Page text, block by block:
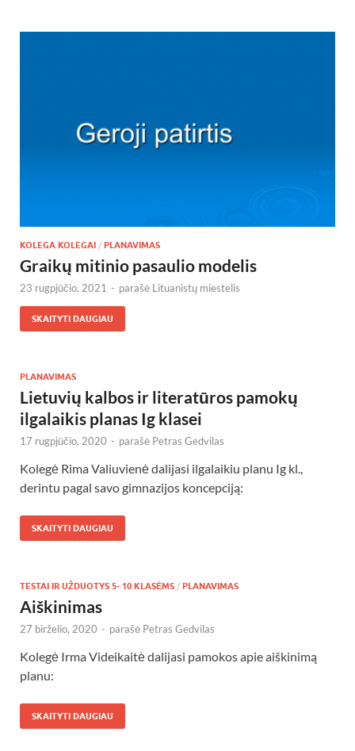
KOLEGA KOLEGAI / PLANAVIMAS
Graikų mitinio pasaulio modelis
23 rugpjūčio, 2021 - parašė Lituanistų miestelis
SKAITYTI DAUGIAU
PLANAVIMAS
Lietuvių kalbos ir literatūros pamokų
ilgalaikis planas Ig klasei
17 rugpjūčio, 2020 - parašė Petras Gedvilas
Kolegė Rima Valiuvienė dalijasi ilgalaikiu planu Ig kl.,
derintu pagal savo gimnazijos koncepciją:
SKAITYTI DAUGIAU
TESTAI IR UŽDUOTYS 5- 10 KLASĖMS / PLANAVIMAS
Aiškinimas
27 birželio, 2020 - parašė Petras Gedvilas
Kolegė Irma Videikaitė dalijasi pamokos apie aiškinimą
planu:
SKAITYTI DAUGIAU